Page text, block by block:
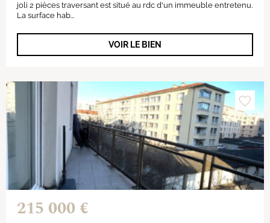
joli 2 pièces traversant est situé au rdc d'un immeuble entretenu.
La surface hab...
VOIR LE BIEN
215 000 €